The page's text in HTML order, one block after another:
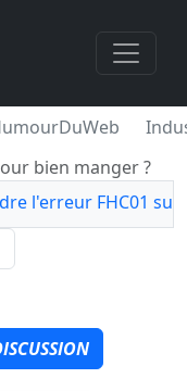
bien manger ?
l'erreur FHC01 sur